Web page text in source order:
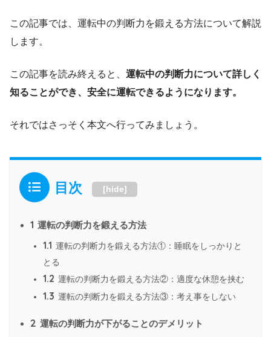
この記事では、運転中の判断力を鍛える方法について解説
します。
この記事を読み終えると、 運転中の判断力について詳しく
知ることができ、安全に運転できるようになります。
それではさっそく本文へ行ってみましょう。
目次 [hide]
1 運転の判断力を鍛える方法
1.1 運転の判断力を鍛える方法①：睡眠をしっかりと
とる
1.2 運転の判断力を鍛える方法②：適度な休憩を挟む
1.3 運転の判断力を鍛える方法③：考え事をしない
2 運転の判断力が下がることのデメリット